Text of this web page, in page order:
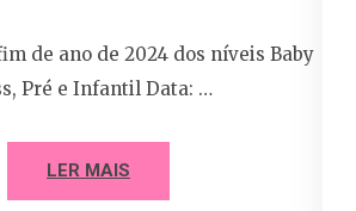
de ano de 2024 dos níveis Baby
Pré e Infantil Data: …
LER MAIS